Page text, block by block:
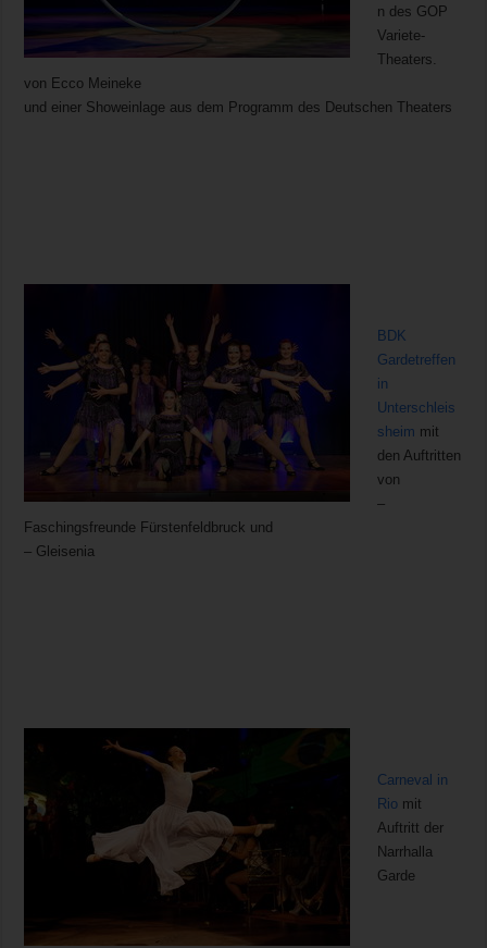
n des GOP
Variete-
Theaters.
von Ecco Meineke
und einer Showeinlage aus dem Programm des Deutschen Theaters
BDK
Gardetreffen
in
Unterschleis
sheim mit
den Auftritten
von
–
Faschingsfreunde Fürstenfeldbruck und
– Gleisenia
Carneval in
Rio mit
Auftritt der
Narrhalla
Garde